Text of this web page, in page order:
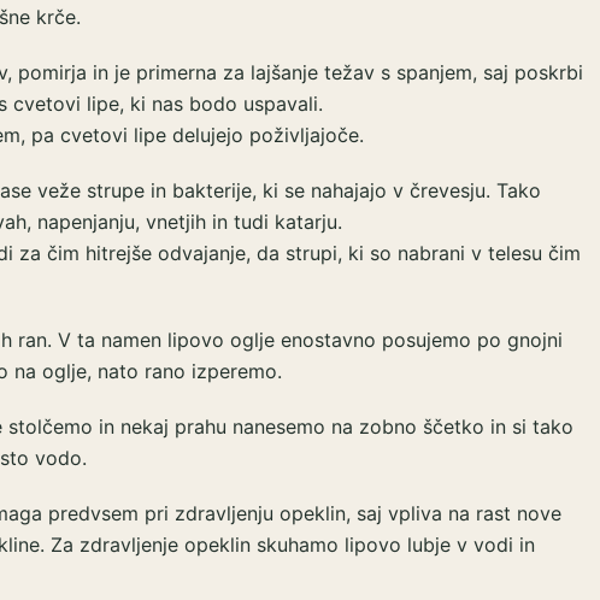
krče.
in je primerna za lajšanje težav s spanjem, saj poskrbi
cvetovi lipe, ki nas bodo uspavali.
pa cvetovi lipe delujejo poživljajoče.
veže strupe in bakterije, ki se nahajajo v črevesju. Tako
napenjanju, vnetjih in tudi katarju.
čim hitrejše odvajanje, da strupi, ki so nabrani v telesu čim
V ta namen lipovo oglje enostavno posujemo po gnojni
na oglje, nato rano izperemo.
in nekaj prahu nanesemo na zobno ščetko in si tako
vodo.
predvsem pri zdravljenju opeklin, saj vpliva na rast nove
Za zdravljenje opeklin skuhamo lipovo lubje v vodi in